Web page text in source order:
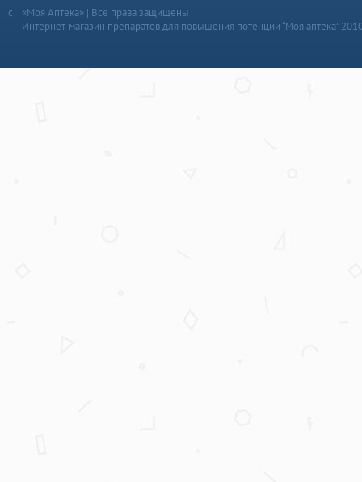
«Моя Аптека» | Все права защищены
Интернет-магазин препаратов для повышения потенции “Моя аптека”